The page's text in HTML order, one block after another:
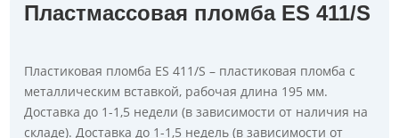
Пластмассовая пломба ES 411/S
Пластиковая пломба ES 411/S – пластиковая пломба с
металлическим вставкой, рабочая длина 195 мм.
Доставка до 1-1,5 недели (в зависимости от наличия на
складе). Доставка до 1-1,5 недель (в зависимости от